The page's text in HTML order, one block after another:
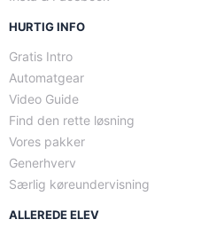
HURTIG INFO
Gratis Intro
Automatgear
Video Guide
Find den rette løsning
Vores pakker
Generhverv
Særlig køreundervisning
ALLEREDE ELEV